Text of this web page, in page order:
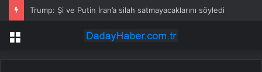
Trump: Şi ve Putin İran’a silah satmayacaklarını söyledi
Menü